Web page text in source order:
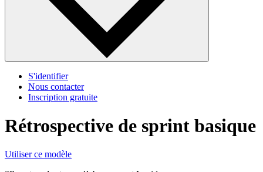
S'identifier
Nous contacter
Inscription gratuite
Rétrospective de sprint basique
Utiliser ce modèle